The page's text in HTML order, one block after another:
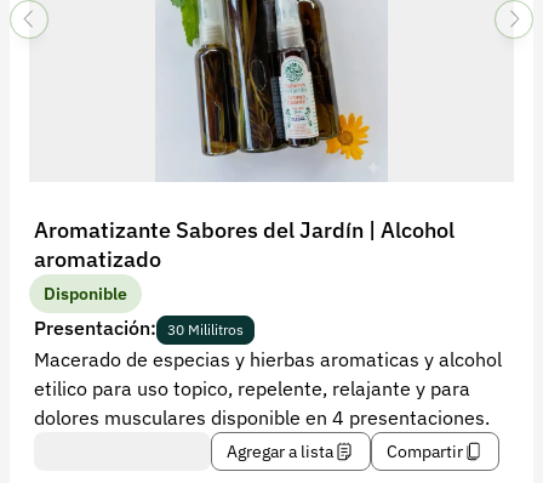
Aromatizante Sabores del Jardín | Alcohol
aromatizado
Disponible
Presentación: 30 Mililitros
Macerado de especias y hierbas aromaticas y alcohol
etilico para uso topico, repelente, relajante y para
dolores musculares disponible en 4 presentaciones.
Agregar a lista
Compartir
Política de privacidad
Recuperar contraseña
Contacto
Soporte
+57 323 2931928
contacto@croper.com
© 2026 Croper.com Todos los derechos reservados